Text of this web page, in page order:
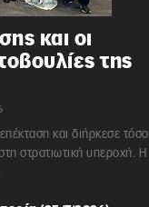
και οι
της
και διήρκεσε τόσο
στρατιωτική υπεροχή. Η